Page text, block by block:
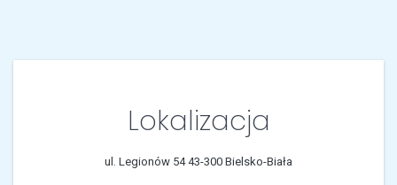
Lokalizacja
ul. Legionów 54 43-300 Bielsko-Biała